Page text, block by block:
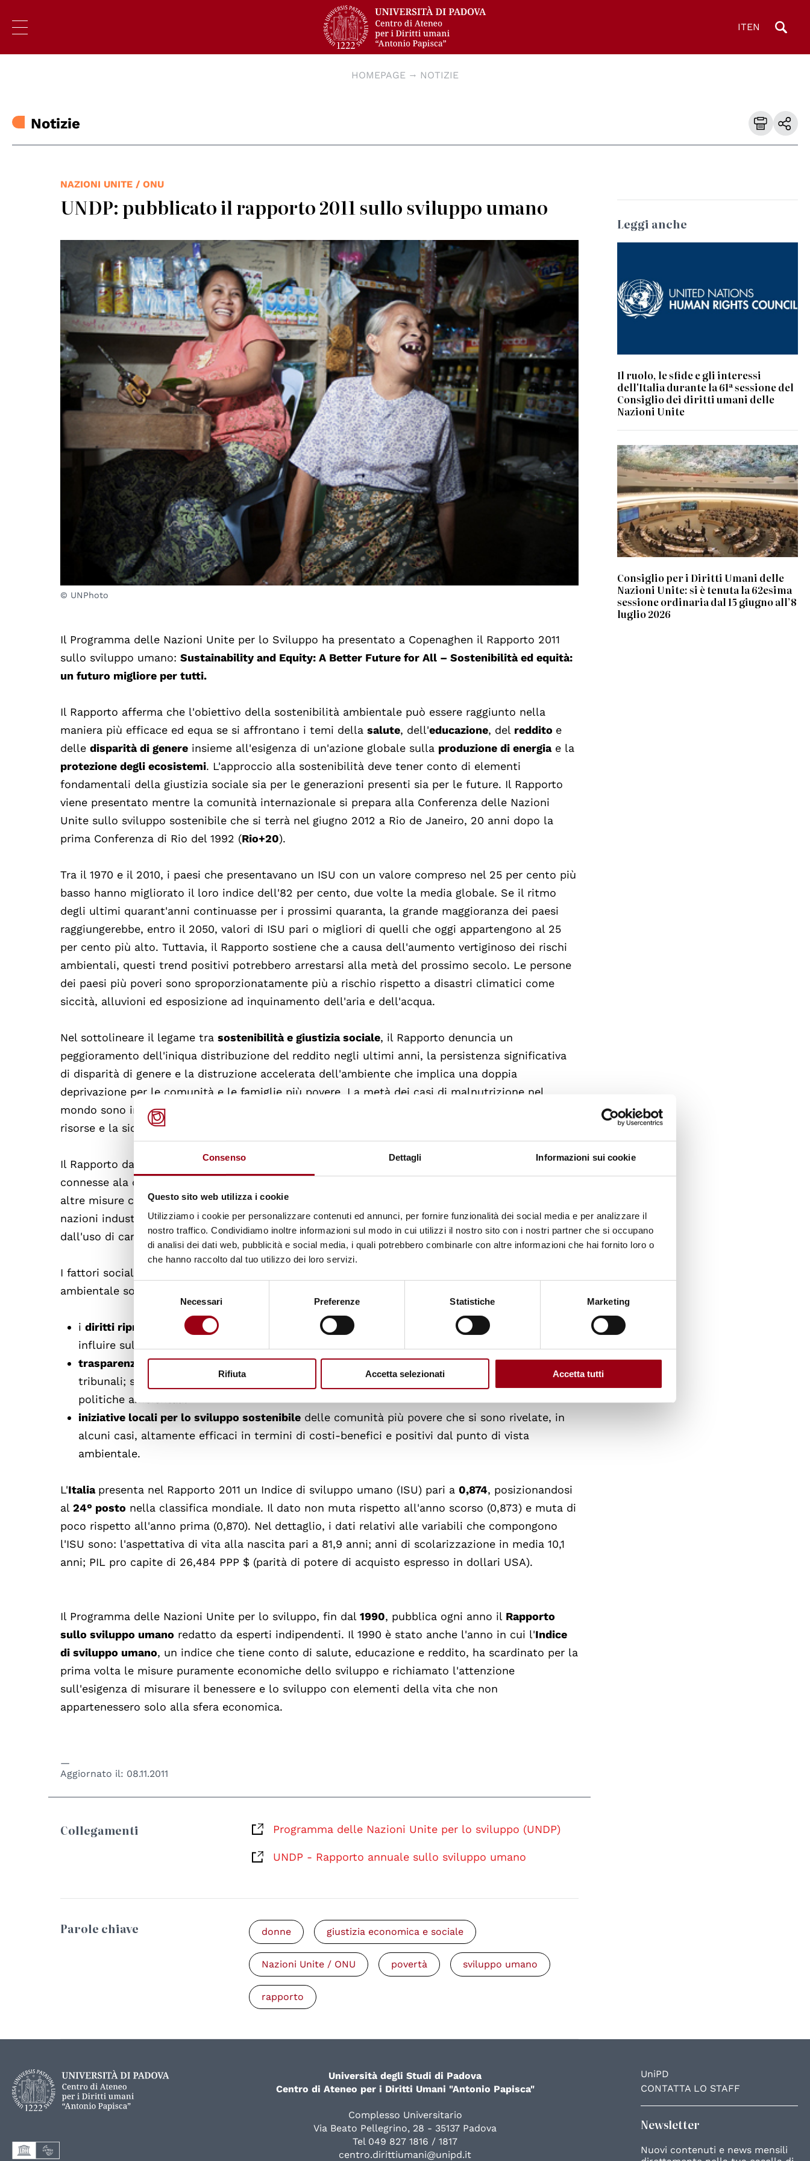
Consenso Dettagli Informazioni sui cookie
Questo sito web utilizza i cookie
Utilizziamo i cookie per personalizzare contenuti ed annunci, per fornire funzionalità dei social media e per analizzare il
nostro traffico. Condividiamo inoltre informazioni sul modo in cui utilizzi il nostro sito con i nostri partner che si occupano
di analisi dei dati web, pubblicità e social media, i quali potrebbero combinarle con altre informazioni che hai fornito loro o
che hanno raccolto dal tuo utilizzo dei loro servizi.
Necessari Preferenze Statistiche Marketing
Rifiuta Accetta selezionati Accetta tutti
ITEN
HOMEPAGE NOTIZIE
Notizie
NAZIONI UNITE / ONU
UNDP: pubblicato il rapporto 2011 sullo sviluppo umano
© UNPhoto
Il Programma delle Nazioni Unite per lo Sviluppo ha presentato a Copenaghen il Rapporto 2011
sullo sviluppo umano:Sustainability and Equity: A Better Future for All – Sostenibilità ed equità:
un futuro migliore per tutti.
Il Rapporto afferma che l'obiettivo della sostenibilità ambientale può essere raggiunto nella
maniera più efficace ed equa se si affrontano i temi dellasalute, dell'educazione, del reddito e
delledisparità di genere insieme all'esigenza di un'azione globale sulla produzione di energiae la
protezione degli ecosistemi. L'approccio alla sostenibilità deve tener conto di elementi
fondamentali della giustizia sociale sia per le generazioni presenti sia per le future. Il Rapporto
viene presentato mentre la comunità internazionale si prepara alla Conferenza delle Nazioni
Unite sullo sviluppo sostenibile che si terrà nel giugno 2012 a Rio de Janeiro, 20 anni dopo la
prima Conferenza di Rio del 1992 (Rio+20).
Tra il 1970 e il 2010, i paesi che presentavano un ISU con un valore compreso nel 25 per cento più
basso hanno migliorato il loro indice dell'82 per cento, due volte la media globale. Se il ritmo
degli ultimi quarant'anni continuasse per i prossimi quaranta, la grande maggioranza dei paesi
raggiungerebbe, entro il 2050, valori di ISU pari o migliori di quelli che oggi appartengono al 25
per cento più alto. Tuttavia, il Rapporto sostiene che a causa dell'aumento vertiginoso dei rischi
ambientali, questi trend positivi potrebbero arrestarsi alla metà del prossimo secolo. Le persone
dei paesi più poveri sono sproporzionatamente più a rischio rispetto a disastri climatici come
siccità, alluvioni ed esposizione ad inquinamento dell'aria e dell'acqua.
Nel sottolineare il legame trasostenibilità e giustizia sociale, il Rapporto denuncia un
peggioramento dell'iniqua distribuzione del reddito negli ultimi anni, la persistenza significativa
di disparità di genere e la distruzione accelerata dell'ambiente che implica una doppia
deprivazione per le comunità e le famiglie più povere. La metà dei casi di malnutrizione nel
mondo sono imputabili a fattori ambientali quali l'
risorse e la siccità, che perpetuano un circolo vizioso di
Il Rapporto da' prova del fatto che mentre le emissioni di anidride carbonica sono risultate
connesse ala crescita del reddito nazionale, il consumo di carburanti fossili non corrisponde ad
altre misure chiave dello sviluppo umano, cioè la
nazioni industrializzate avanzate stanno riducendo la loro impronta ecologica determinata
dall'uso di carbone mantenendo invariato il loro livello di crescita.
I fattori sociali presi in analisi dal Rapporto, che non sono solitamente associati alla sostenibilità
ambientale sono:
idiritti riproduttivi
, le cure mediche e l'accesso a metodi contraccettivi; tali elementi possono
influire sul fronte dell'ineguaglianza di genere e della povertà.
trasparenza e comitati di controllo indipendentisia dei media, della società civile e dei
tribunali; si tratta, infatti, di fattori chiave per il coinvolgimento civile nelle decisioni sulle
politiche ambientali.
iniziative locali per lo sviluppo sostenibile delle comunità più povere che si sono rivelate, in
alcuni casi, altamente efficaci in termini di costi-benefici e positivi dal punto di vista
ambientale.
L'Italia presenta nel Rapporto 2011 un Indice di sviluppo umano (ISU) pari a0,874, posizionandosi
al24° posto nella classifica mondiale. Il dato non muta rispetto all'anno scorso (0,873) e muta di
poco rispetto all'anno prima (0,870). Nel dettaglio, i dati relativi alle variabili che compongono
l'ISU sono: l'aspettativa di vita alla nascita pari a 81,9 anni; anni di scolarizzazione in media 10,1
anni; PIL pro capite di 26,484 PPP $ (parità di potere di acquisto espresso in dollari USA).
Il Programma delle Nazioni Unite per lo sviluppo, fin dal1990, pubblica ogni anno il Rapporto
sullo sviluppo umano redatto da esperti indipendenti. Il 1990 è stato anche l'anno in cui l'Indice
di sviluppo umano, un indice che tiene conto di salute, educazione e reddito, ha scardinato per la
prima volta le misure puramente economiche dello sviluppo e richiamato l'attenzione
sull'esigenza di misurare il benessere e lo sviluppo con elementi della vita che non
appartenessero solo alla sfera economica.
Aggiornato il: 08.11.2011
Collegamenti Programma delle Nazioni Unite per lo sviluppo (UNDP)
UNDP - Rapporto annuale sullo sviluppo umano
Parole chiave donne giustizia economica e sociale
Nazioni Unite / ONU povertà sviluppo umano
rapporto
Leggi anche
Il ruolo, le sfide e gli interessi
dell'Italia durante la 61ª sessione del
Consiglio dei diritti umani delle
Nazioni Unite
© UN Photo/Jess Hoffman
Consiglio per i Diritti Umani delle
Nazioni Unite: si è tenuta la 62esima
sessione ordinaria dal 15 giugno all’8
luglio 2026
UniPD
CONTATTA LO STAFF
Newsletter
Nuovi contenuti e news mensili
Università degli Studi di Padova
Centro di Ateneo per i Diritti Umani "Antonio Papisca"
Complesso Universitario
Via Beato Pellegrino, 28 - 35137 Padova
Tel 049 827 1816 / 1817
centro.dirittiumani@unipd.it